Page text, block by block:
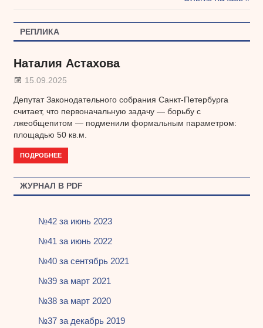
по
записям
запись:
РЕПЛИКА
Наталия Астахова
15.09.2025
Депутат Законодательного собрания Санкт-Петербурга
считает, что первоначальную задачу — борьбу с
лжеобщепитом — подменили формальным параметром:
площадью 50 кв.м.
ПОДРОБНЕЕ
ЖУРНАЛ В PDF
№42 за июнь 2023
№41 за июнь 2022
№40 за сентябрь 2021
№39 за март 2021
№38 за март 2020
№37 за декабрь 2019